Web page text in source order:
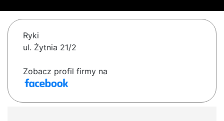
Ryki
ul. Żytnia 21/2
Zobacz profil firmy na